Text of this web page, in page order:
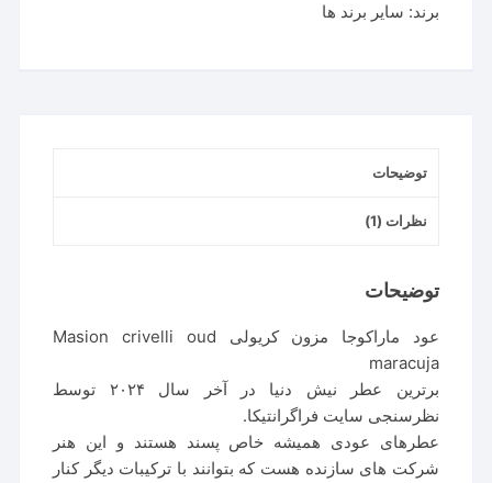
برند: سایر برند ها
توضیحات
نظرات (1)
توضیحات
عود ماراکوجا مزون کریولی Masion crivelli oud
maracuja
برترین عطر نیش دنیا در آخر سال ۲۰۲۴ توسط
نظرسنجی سایت فراگرانتیکا.
عطرهای عودی همیشه خاص پسند هستند و این هنر
شرکت های سازنده هست که بتوانند با ترکیبات دیگر کنار